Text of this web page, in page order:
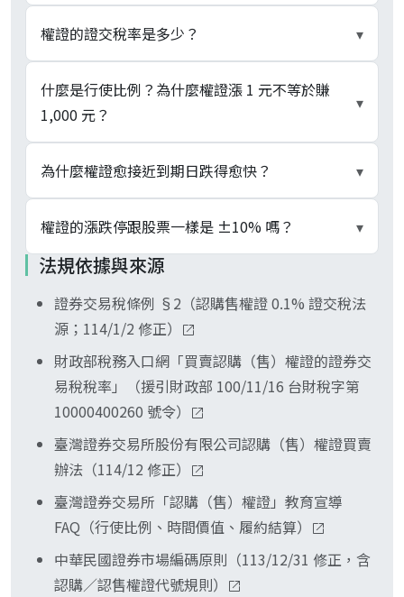
依「中華民國證券市場編碼原則」（113/12/31 修
正）：認購權證為「前 2 碼數字 + 4 碼流水編號」
共 6 碼數字；認售權證為「前 2 碼數字 + 3 碼流水
+ 第 6 碼字母 P、U 或 T」。其他子類另有規則：
Y、海外標的認購 F、海外標的認售 Q。下單時看末
碼即可區分商品類型。
權證的證交稅率是多少？ ▾
0.1%，由賣方繳納、券商於交割（T+2）代扣代
繳。權證的證交稅率與 ETF 相同，都是 0.1%，比
一般股票賣出的 0.3% 低；當沖減半（0.15%）只
適用上市櫃股票、不及於權證，日內反向沖銷稅率
什麼是行使比例？為什麼權證漲 1 元不等於賺
1,000 元？
▾
行使比例代表 1 單位權證對應幾股標的。台股權證
多為 0.1 或 0.05，0.1 即 10 張權證換 1 張標的。標
的證券每漲 1 元，認購權證理論價值只增加「1 元
0.5 為例，標的漲 1 元、權證僅增加 0.05 元。看權
證跳幾元換算成賺多少，須先把行使比例帶進來
算。
為什麼權證愈接近到期日跌得愈快？ ▾
權證價格由「內含價值」加「時間價值」構成。內
含價值取決於現價與履約價的關係，時間價值反映
「在到期前還有機會翻身」的期望值。愈接近到期
日，剩下的機會愈少、時間價值衰退愈快（theta
加速）；若到期時仍是深度價外，時間價值歸零、
權利金全部虧損。
權證的漲跌停跟股票一樣是 ±10% 嗎？ ▾
不是。權證漲跌停價格按「當日開盤競價基準 +
(標的證券當日漲停價格 - 標的證券當日開盤競價基
準) × 行使比例」計算，跟著標的證券動而非固定
百分比。指數型權證以指數變動換算、海外標的權
證另有規定。tick 升降單位也與普通股不同，採權
證專用六級表（未滿 5 元 0.01 元起跳、500 元以
上 5 元）。
法規依據與來源
證券交易稅條例 §2（認購售權證 0.1% 證交稅法
源；114/1/2 修正）
財政部稅務入口網「買賣認購（售）權證的證券交
易稅稅率」（援引財政部 100/11/16 台財稅字第
10000400260 號令）
臺灣證券交易所股份有限公司認購（售）權證買賣
辦法（114/12 修正）
臺灣證券交易所「認購（售）權證」教育宣導
FAQ（行使比例、時間價值、履約結算）
中華民國證券市場編碼原則（113/12/31 修正，含
認購／認售權證代號規則）